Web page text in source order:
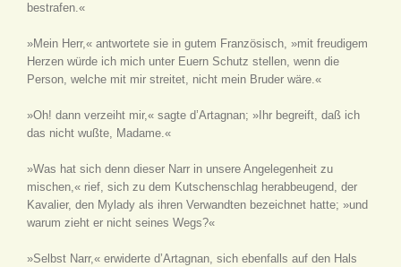
bestrafen.«
»Mein Herr,« antwortete sie in gutem Französisch, »mit freudigem
Herzen würde ich mich unter Euern Schutz stellen, wenn die
Person, welche mit mir streitet, nicht mein Bruder wäre.«
»Oh! dann verzeiht mir,« sagte d’Artagnan; »Ihr begreift, daß ich
das nicht wußte, Madame.«
»Was hat sich denn dieser Narr in unsere Angelegenheit zu
mischen,« rief, sich zu dem Kutschenschlag herabbeugend, der
Kavalier, den Mylady als ihren Verwandten bezeichnet hatte; »und
warum zieht er nicht seines Wegs?«
»Selbst Narr,« erwiderte d’Artagnan, sich ebenfalls auf den Hals